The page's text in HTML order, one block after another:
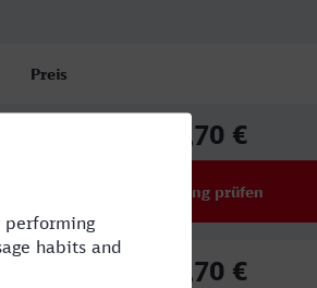
Preis
58,70 €
Verbindung prüfen
58,70 €